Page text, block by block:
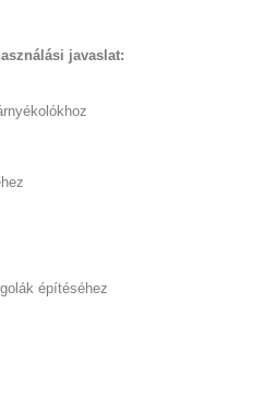
javaslat:
építéséhez